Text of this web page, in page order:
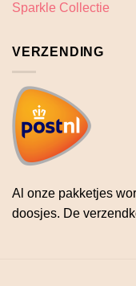
Sparkle Collectie
VERZENDING
Al onze pakketjes
doosjes. De